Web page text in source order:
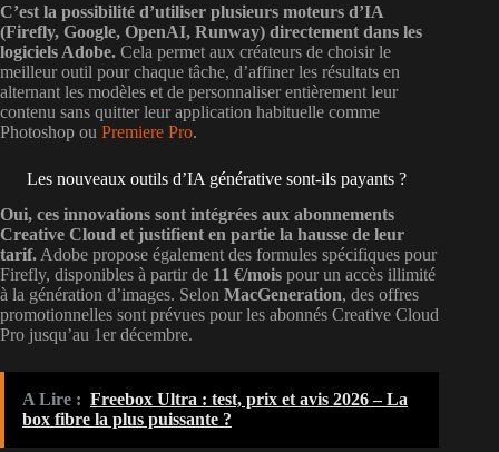
C’est la possibilité d’utiliser plusieurs moteurs d’IA
(Firefly, Google, OpenAI, Runway) directement dans les
logiciels Adobe. Cela permet aux créateurs de choisir le
meilleur outil pour chaque tâche, d’affiner les résultats en
alternant les modèles et de personnaliser entièrement leur
contenu sans quitter leur application habituelle comme
Photoshop ou Premiere Pro.
Les nouveaux outils d’IA générative sont-ils payants ?
Oui, ces innovations sont intégrées aux abonnements
Creative Cloud et justifient en partie la hausse de leur
tarif.Adobe propose également des formules spécifiques pour
Firefly, disponibles à partir de 11 €/mois pour un accès illimité
à la génération d’images. Selon MacGeneration, des offres
promotionnelles sont prévues pour les abonnés Creative Cloud
Pro jusqu’au 1er décembre.
A Lire : Freebox Ultra : test, prix et avis 2026 – La
box fibre la plus puissante ?